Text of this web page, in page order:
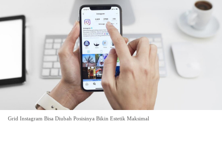
Grid Instagram Bisa Diubah Posisinya Bikin Estetik Maksimal